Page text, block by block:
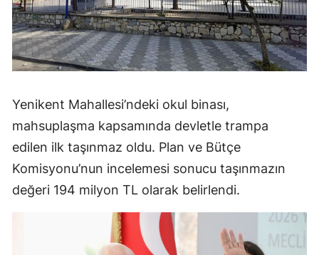
Yenikent Mahallesi’ndeki okul binası,
mahsuplaşma kapsamında devletle trampa
edilen ilk taşınmaz oldu. Plan ve Bütçe
Komisyonu’nun incelemesi sonucu taşınmazın
değeri 194 milyon TL olarak belirlendi.